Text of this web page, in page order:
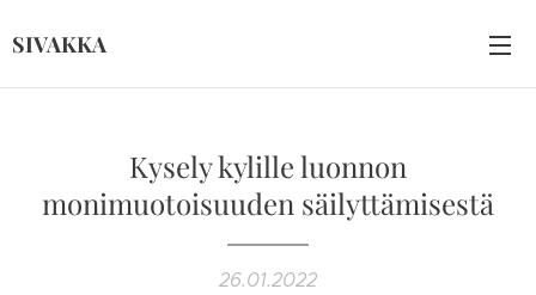
SIVAKKA
Kysely kylille luonnon
monimuotoisuuden säilyttämisestä
26.01.2022